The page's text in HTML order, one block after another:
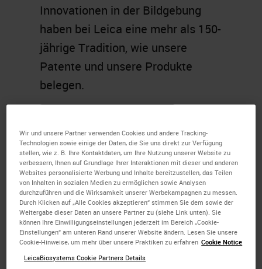
Innovationen in der Bildgebung
haben bei Leica eine mehr als 150-
jährige Tradition, wie unsere
Patente und unsere Produkte
belegen.
Wir und unsere Partner verwenden Cookies und andere Tracking-
Technologien sowie einige der Daten, die Sie uns direkt zur Verfügung
stellen, wie z. B. Ihre Kontaktdaten, um Ihre Nutzung unserer Website zu
verbessern, Ihnen auf Grundlage Ihrer Interaktionen mit dieser und anderen
Websites personalisierte Werbung und Inhalte bereitzustellen, das Teilen
von Inhalten in sozialen Medien zu ermöglichen sowie Analysen
durchzuführen und die Wirksamkeit unserer Werbekampagnen zu messen.
Durch Klicken auf „Alle Cookies akzeptieren“ stimmen Sie dem sowie der
Weitergabe dieser Daten an unsere Partner zu (siehe Link unten). Sie
können Ihre Einwilligungseinstellungen jederzeit im Bereich „Cookie-
Einstellungen“ am unteren Rand unserer Website ändern. Lesen Sie unsere
Cookie-Hinweise, um mehr über unsere Praktiken zu erfahren Cookie Notice
LeicaBiosystems Cookie Partners Details